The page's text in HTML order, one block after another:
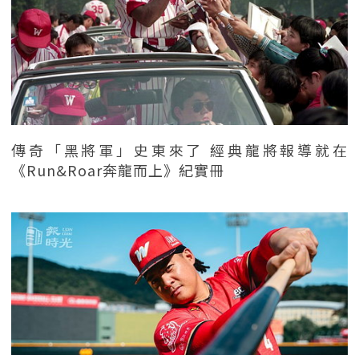
傳奇「黑將軍」史東來了 經典龍將報導就在
《Run&Roar奔龍而上》紀實冊